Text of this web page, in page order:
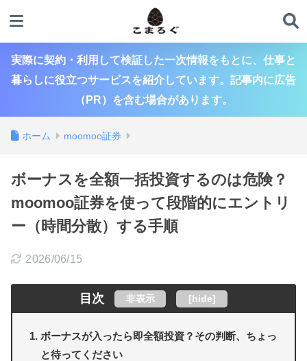
実際に契約・利用して検証した一次情報をもとに、仕事と
暮らしに役立つサービスを紹介しています。記事内に広告
（PR）を含む場合があります。
ホーム moomoo証券
ボーナスを全額一括投資するのは危険？
moomoo証券を使って段階的にエントリ
ー（時間分散）する手順
2026/06/15
目次 非表示 [hide]
ボーナスが入ったら即全額投資？その判断、ちょっ
と待ってください